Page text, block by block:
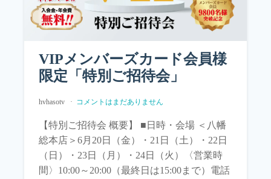
VIPメンバーズカード会員様
限定「特別ご招待会」
hvhasotv コメントはまだありません
【特別ご招待会 概要】 ■日時・会場 ＜八幡
総本店＞6月20日（金）・21日（土）・22日
（日）・23日（月）・24日（火）〈営業時
間〉10:00～20:00（最終日は15:00まで）電話